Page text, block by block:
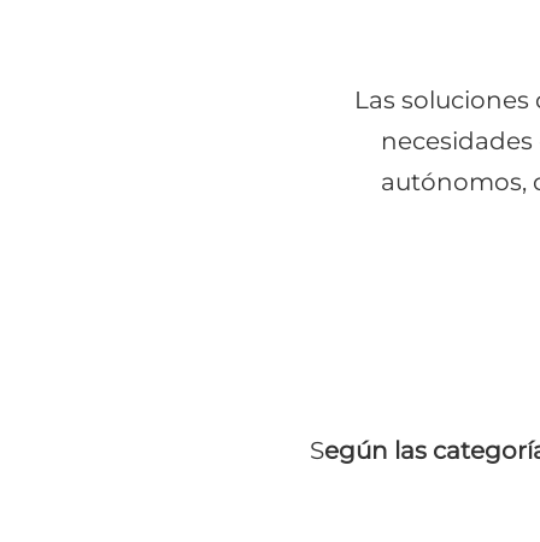
Las
autónomos,
Según las